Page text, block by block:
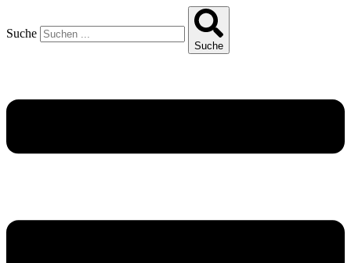
Suche
Suche